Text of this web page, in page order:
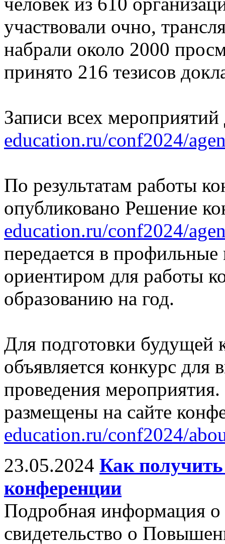
участвовали очно,
набрали около 2000
принято 216 тезисов
Записи всех
education.ru/conf2024/
По результатам работы
опубликовано Решение
education.ru/conf2024/
передается в профильные
ориентиром для работы
образованию на год.
Для подготовки будущей
объявляется конкурс
проведения
размещены на сайте
education.ru/conf2024/
23.05.2024 Как
конференции
Подробная информация о
свидетельство о